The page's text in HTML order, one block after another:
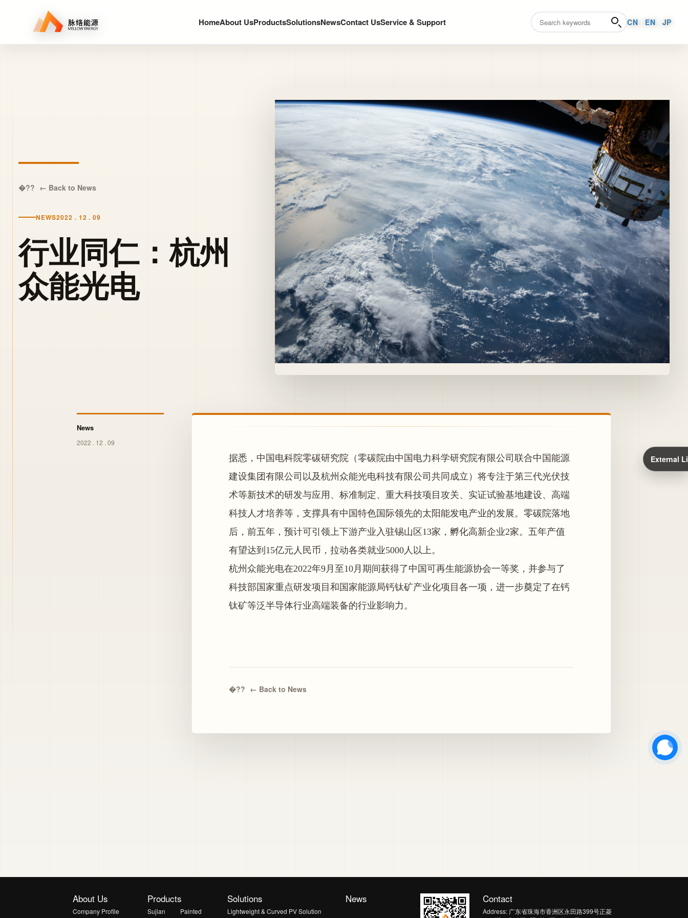
HomeAbout UsProductsSolutionsNewsContact UsService & Support CN EN JP
← Back to News
NEWS2022 . 12 . 09
行业同仁：杭州
众能光电
News
2022 . 12 . 09
据悉，中国电科院零碳研究院（零碳院由中国电力科学研究院有限公司联合中国能源
建设集团有限公司以及杭州众能光电科技有限公司共同成立）将专注于第三代光伏技
术等新技术的研发与应用、标准制定、重大科技项目攻关、实证试验基地建设、高端
科技人才培养等，支撑具有中国特色国际领先的太阳能发电产业的发展。零碳院落地
后，前五年，预计可引领上下游产业入驻锡山区13家，孵化高新企业2家。五年产值
有望达到15亿元人民币，拉动各类就业5000人以上。
杭州众能光电在2022年9月至10月期间获得了中国可再生能源协会一等奖，并参与了
科技部国家重点研发项目和国家能源局钙钛矿产业化项目各一项，进一步奠定了在钙
钛矿等泛半导体行业高端装备的行业影响力。
← Back to News
External
About Us
Company Profile
Products
Sujian Painted
Solutions
Lightweight & Curved PV Solution
News Contact
Address: 广东省珠海市香洲区永田路399号正菱